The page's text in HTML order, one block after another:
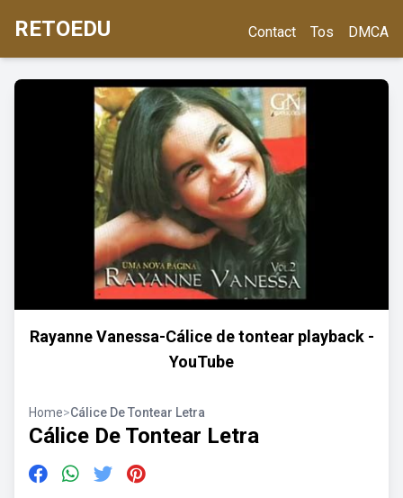
RETOEDU Contact Tos DMCA
Rayanne Vanessa-Cálice de tontear playback -
YouTube
Home>Cálice De Tontear Letra
Cálice De Tontear Letra